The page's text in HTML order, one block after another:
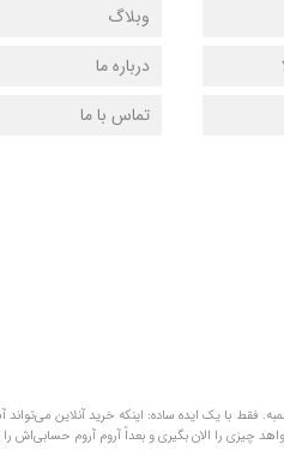
وبلاگ
درباره ما
تماس با ما
لفظ‌های قلمبه‌سلمبه. فقط با یک ایده ساده: اینکه خرید